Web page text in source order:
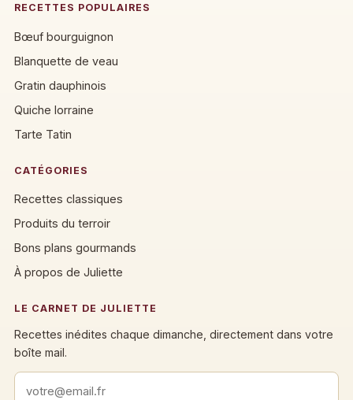
RECETTES POPULAIRES
Bœuf bourguignon
Blanquette de veau
Gratin dauphinois
Quiche lorraine
Tarte Tatin
CATÉGORIES
Recettes classiques
Produits du terroir
Bons plans gourmands
À propos de Juliette
LE CARNET DE JULIETTE
Recettes inédites chaque dimanche, directement dans votre
boîte mail.
Adresse email